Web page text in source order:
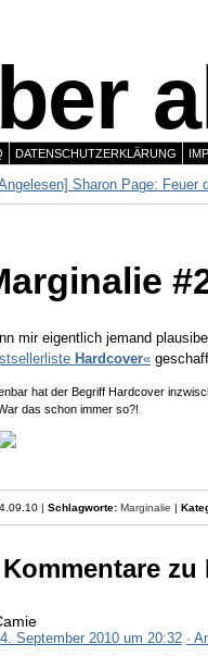
DATENSCHUTZERKLÄRUNG
Sharon Page: Feuer
mir eigentlich jemand
Hardcover«
hat der Begriff Hardcover
das schon immer so?!
| Schlagworte: Marginalie |
zu
September 2010 um 20:32 ·